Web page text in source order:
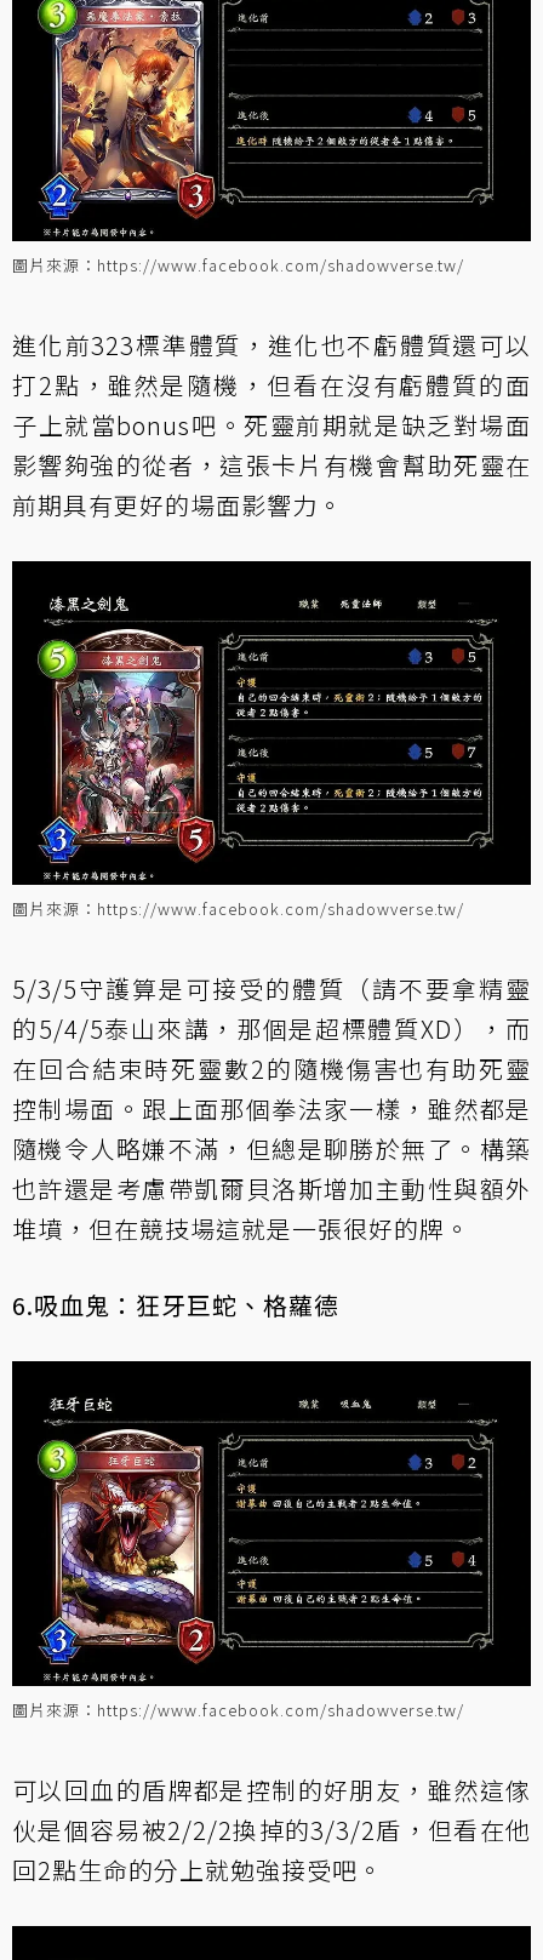
圖片來源：https://www.facebook.com/shadowverse.tw/
進化前323標準體質，進化也不虧體質還可以
打2點，雖然是隨機，但看在沒有虧體質的面
子上就當bonus吧。死靈前期就是缺乏對場面
影響夠強的從者，這張卡片有機會幫助死靈在
前期具有更好的場面影響力。
圖片來源：https://www.facebook.com/shadowverse.tw/
5/3/5守護算是可接受的體質（請不要拿精靈
的5/4/5泰山來講，那個是超標體質XD），而
在回合結束時死靈數2的隨機傷害也有助死靈
控制場面。跟上面那個拳法家一樣，雖然都是
隨機令人略嫌不滿，但總是聊勝於無了。構築
也許還是考慮帶凱爾貝洛斯增加主動性與額外
堆墳，但在競技場這就是一張很好的牌。
6.吸血鬼：狂牙巨蛇、格蘿德
圖片來源：https://www.facebook.com/shadowverse.tw/
可以回血的盾牌都是控制的好朋友，雖然這傢
伙是個容易被2/2/2換掉的3/3/2盾，但看在他
回2點生命的分上就勉強接受吧。